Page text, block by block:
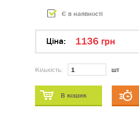
Є в наявності
Цiна: 1136 грн
Кількість: шт
В кошик